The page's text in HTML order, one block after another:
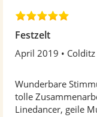
5
v
n
Festzelt
April 2019 Colditz
Wunderbare
tolle
Linedancer, geile